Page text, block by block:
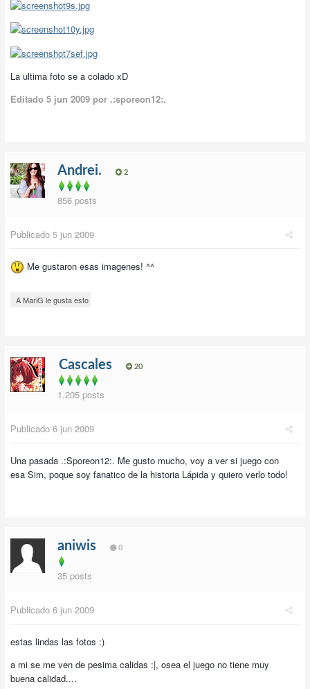
La ultima foto se a colado xD
Editado 5 jun 2009 por .:sporeon12:.
Andrei. 2
856 posts
Publicado 5 jun 2009
Me gustaron esas imagenes! ^^
A MariG le gusta esto
Cascales 20
1.205 posts
Publicado 6 jun 2009
Una pasada .:Sporeon12:. Me gusto mucho, voy a ver si juego con
esa Sim, poque soy fanatico de la historia Lápida y quiero verlo todo!
aniwis 0
35 posts
Publicado 6 jun 2009
estas lindas las fotos :)
a mi se me ven de pesima calidas :|, osea el juego no tiene muy
buena calidad....